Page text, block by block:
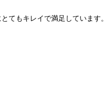
てもキレイで満足しています。